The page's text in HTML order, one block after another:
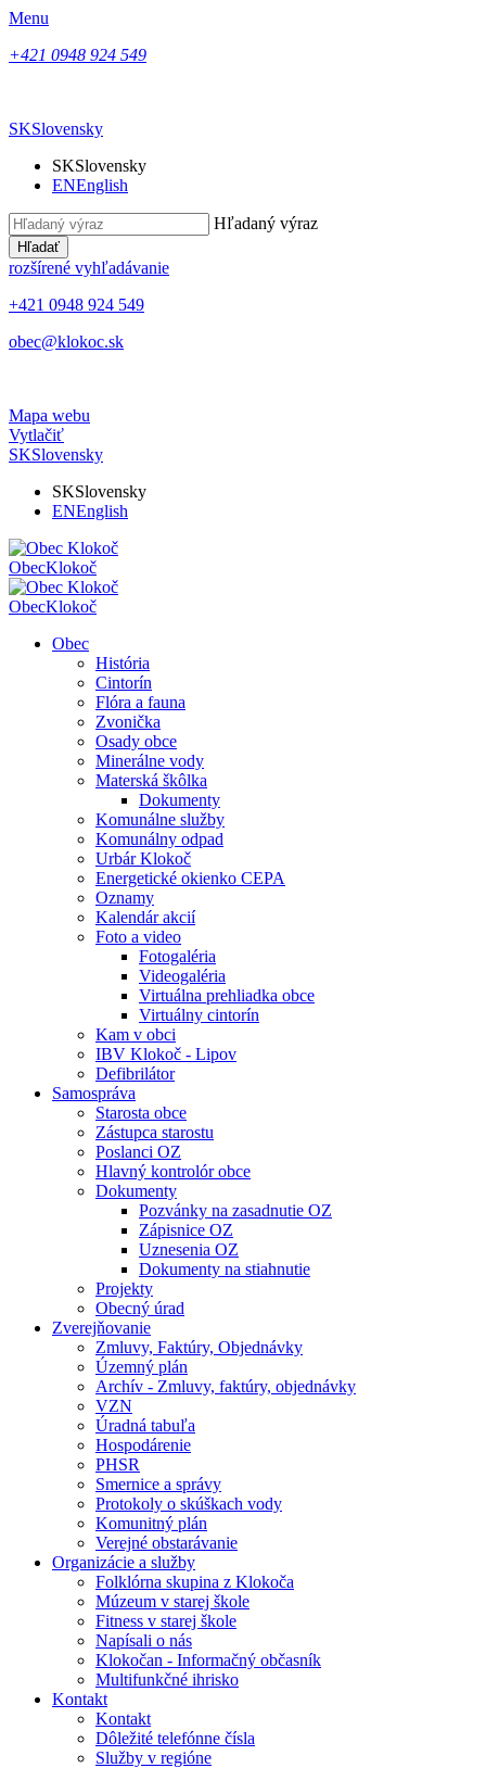
Menu
+421 0948 924 549
SKSlovensky
SKSlovensky
ENEnglish
Hľadaný výraz
Hľadať
rozšírené vyhľadávanie
+421 0948 924 549
obec@klokoc.sk
Mapa webu
Vytlačiť
SKSlovensky
SKSlovensky
ENEnglish
ObecKlokoč
ObecKlokoč
Obec
História
Cintorín
Flóra a fauna
Zvonička
Osady obce
Minerálne vody
Materská škôlka
Dokumenty
Komunálne služby
Komunálny odpad
Urbár Klokoč
Energetické okienko CEPA
Oznamy
Kalendár akcií
Foto a video
Fotogaléria
Videogaléria
Virtuálna prehliadka obce
Virtuálny cintorín
Kam v obci
IBV Klokoč - Lipov
Defibrilátor
Samospráva
Starosta obce
Zástupca starostu
Poslanci OZ
Hlavný kontrolór obce
Dokumenty
Pozvánky na zasadnutie OZ
Zápisnice OZ
Uznesenia OZ
Dokumenty na stiahnutie
Projekty
Obecný úrad
Zverejňovanie
Zmluvy, Faktúry, Objednávky
Územný plán
Archív - Zmluvy, faktúry, objednávky
VZN
Úradná tabuľa
Hospodárenie
PHSR
Smernice a správy
Protokoly o skúškach vody
Komunitný plán
Verejné obstarávanie
Organizácie a služby
Folklórna skupina z Klokoča
Múzeum v starej škole
Fitness v starej škole
Napísali o nás
Klokočan - Informačný občasník
Multifunkčné ihrisko
Kontakt
Kontakt
Dôležité telefónne čísla
Služby v regióne